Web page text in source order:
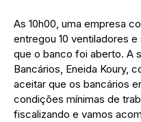
As 10h00, uma empresa
entregou 10 ventiladores
que o banco foi aberto. A
Bancários, Eneida Koury,
aceitar que os bancários
condições mínimas de
fiscalizando e vamos